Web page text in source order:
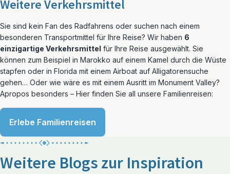
Weitere Verkehrsmittel
Sie sind kein Fan des Radfahrens oder suchen nach einem
besonderen Transportmittel für Ihre Reise? Wir haben 6
einzigartige Verkehrsmittel für Ihre Reise ausgewählt. Sie
können zum Beispiel in Marokko auf einem Kamel durch die Wüste
stapfen oder in Florida mit einem Airboat auf Alligatorensuche
gehen… Oder wie wäre es mit einem Ausritt im Monument Valley?
Apropos besonders – Hier finden Sie all unsere Familienreisen:
Erlebe Familienreisen
Weitere Blogs zur Inspiration